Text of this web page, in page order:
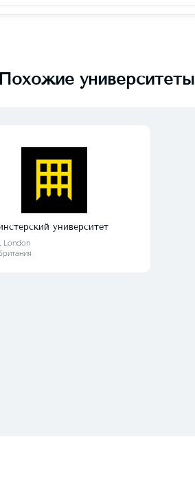
Похожие университеты
университет
London